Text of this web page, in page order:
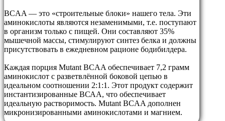
BCAA — это «строительные блоки» нашего тела. Эти
аминокислоты являются незаменимыми, т.е. поступают
в организм только с пищей. Они составляют 35%
мышечной массы, стимулируют синтез белка и должны
присутствовать в ежедневном рационе бодибилдера.
Каждая порция Mutant BCAA обеспечивает 7,2 грамм
аминокислот с разветвлённой боковой цепью в
идеальном соотношении 2:1:1. Этот продукт содержит
инстантизированные ВСАА, что обеспечивает
идеальную растворимость. Mutant BCAA дополнен
микронизированными аминокислотами и магнием.